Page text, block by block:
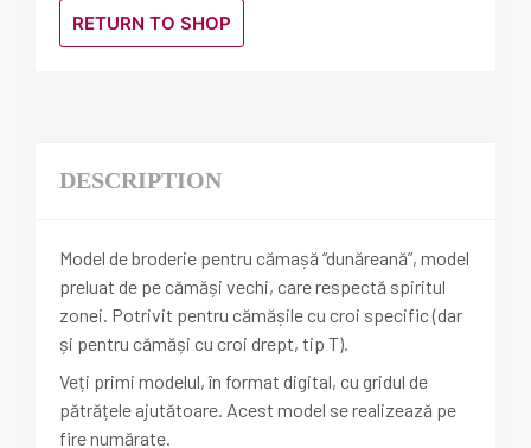
RETURN TO SHOP
DESCRIPTION
Model de broderie pentru cămașă “dunăreană”, model
preluat de pe cămăși vechi, care respectă spiritul
zonei. Potrivit pentru cămășile cu croi specific (dar
și pentru cămăși cu croi drept, tip T).
Veți primi modelul, în format digital, cu gridul de
pătrățele ajutătoare. Acest model se realizează pe
fire numărate.